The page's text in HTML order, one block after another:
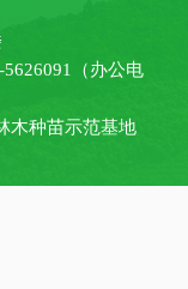
（办公电
木种苗示范基地